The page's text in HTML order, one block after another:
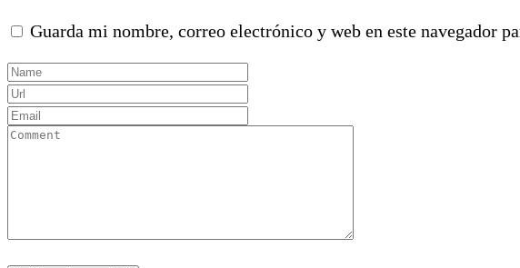
Guarda mi nombre, correo electrónico y web en este navegador